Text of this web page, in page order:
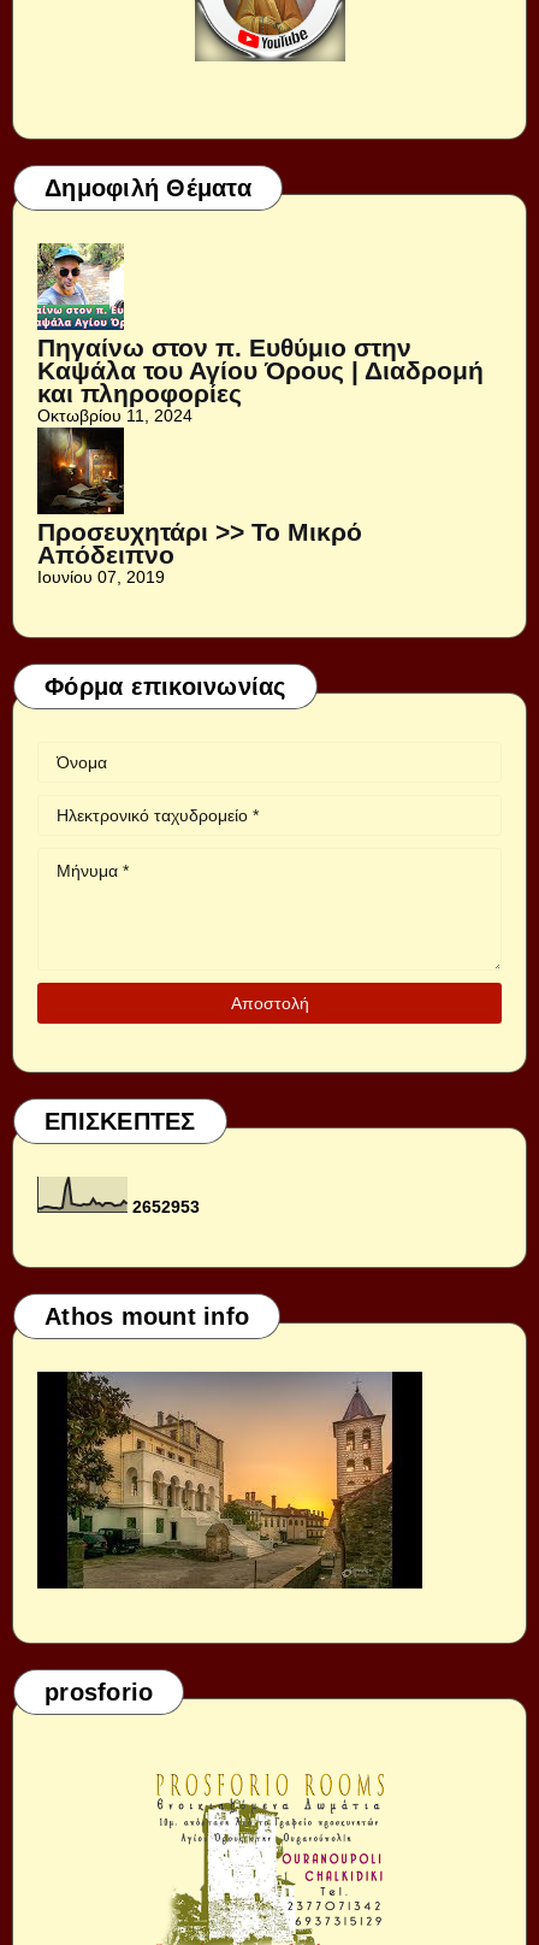
Δημοφιλή Θέματα
Πηγαίνω στον π. Ευθύμιο στην
Καψάλα του Αγίου Όρους | Διαδρομή
και πληροφορίες
Οκτωβρίου 11, 2024
Προσευχητάρι >> Το Μικρό
Απόδειπνο
Ιουνίου 07, 2019
Φόρμα επικοινωνίας
ΕΠΙΣΚΕΠΤΕΣ
2652953
Athos mount info
prosforio